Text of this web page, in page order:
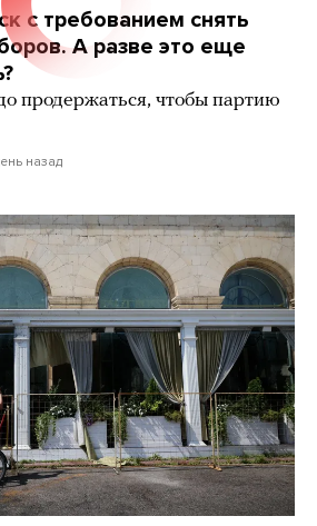
с требованием снять
А разве это еще
продержаться, чтобы партию
назад